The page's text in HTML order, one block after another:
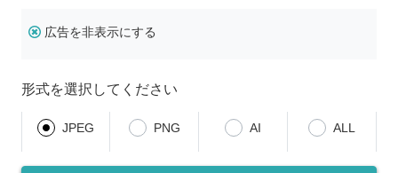
広告を非表示にする
形式を選択してください
JPEG PNG AI ALL